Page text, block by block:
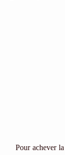
Pour achever la